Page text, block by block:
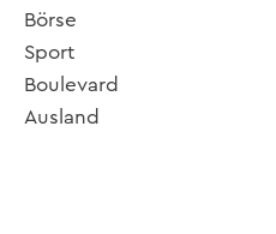
Börse
Sport
Boulevard
Ausland